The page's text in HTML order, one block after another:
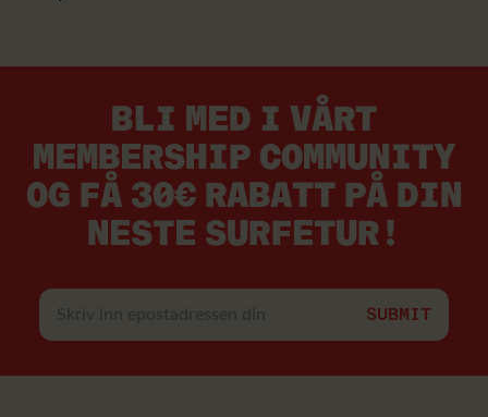
BLI MED I VÅRT
MEMBERSHIP COMMUNITY
OG FÅ 30€ RABATT PÅ DIN
NESTE SURFETUR!
Skriv
inn
epostadressen